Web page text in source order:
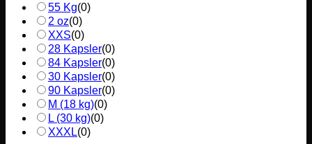
55 Kg(0)
2 oz(0)
XXS(0)
28 Kapsler(0)
84 Kapsler(0)
30 Kapsler(0)
90 Kapsler(0)
M (18 kg)(0)
L (30 kg)(0)
XXXL(0)